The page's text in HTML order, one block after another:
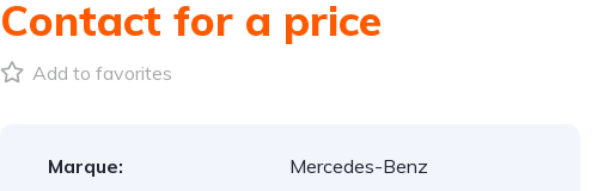
Contact for a price
Add to favorites
Marque:
Mercedes-Benz